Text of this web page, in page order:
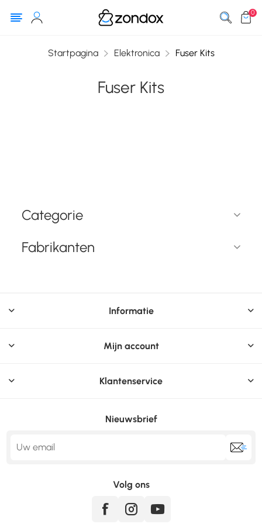
0
Startpagina Elektronica Fuser Kits
Categorie
Fabrikanten
Fuser Kits
Informatie
Mijn account
Klantenservice
Nieuwsbrief
Volg ons